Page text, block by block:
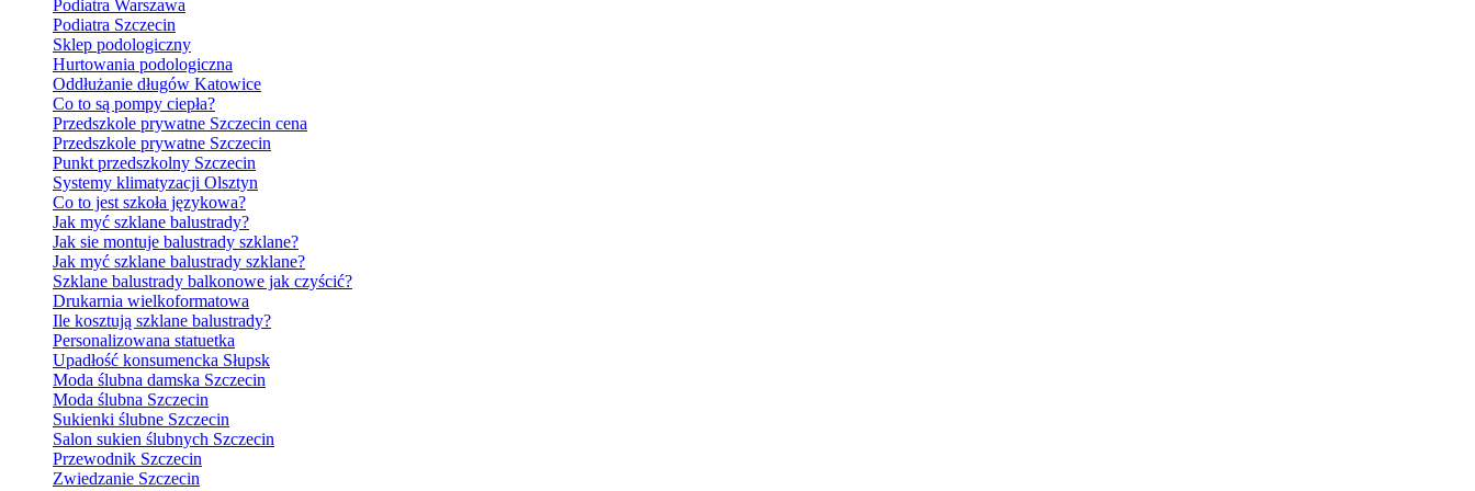
Podiatra Warszawa
Podiatra Szczecin
Sklep podologiczny
Hurtowania podologiczna
Oddłużanie długów Katowice
Co to są pompy ciepła?
Przedszkole prywatne Szczecin cena
Przedszkole prywatne Szczecin
Punkt przedszkolny Szczecin
Systemy klimatyzacji Olsztyn
Co to jest szkoła językowa?
Jak myć szklane balustrady?
Jak sie montuje balustrady szklane?
Jak myć szklane balustrady szklane?
Szklane balustrady balkonowe jak czyścić?
Drukarnia wielkoformatowa
Ile kosztują szklane balustrady?
Personalizowana statuetka
Upadłość konsumencka Słupsk
Moda ślubna damska Szczecin
Moda ślubna Szczecin
Sukienki ślubne Szczecin
Salon sukien ślubnych Szczecin
Przewodnik Szczecin
Zwiedzanie Szczecin